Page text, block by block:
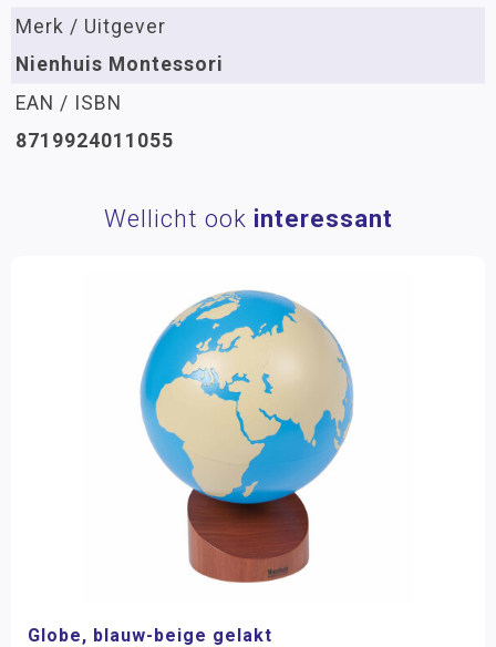
Merk / Uitgever
Nienhuis Montessori
EAN / ISBN
8719924011055
Wellicht ook interessant
Globe, blauw-beige gelakt